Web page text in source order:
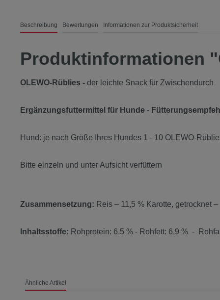
Beschreibung Bewertungen Informationen zur Produktsicherheit
Produktinformationen
OLEWO-Rüblies - der leichte Snack für Zwischendurch
Ergänzungsfuttermittel für Hunde -
Hund: je nach Größe Ihres Hundes 1 - 10 OLEWO-
Bitte einzeln und unter Aufsicht verfüttern
Zusammensetzung: Reis – 11,5 % Karotte, getrocknet
Inhaltsstoffe: Rohprotein: 6,5 % - Rohfett: 6,9 % -
Ähnliche Artikel